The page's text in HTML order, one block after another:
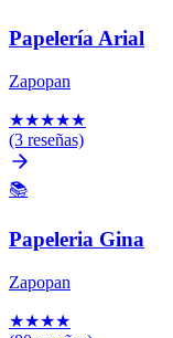
Papelería Arial
Zapopan
★★★★★
(3 reseñas)
📚
Papeleria Gina
Zapopan
★★★★